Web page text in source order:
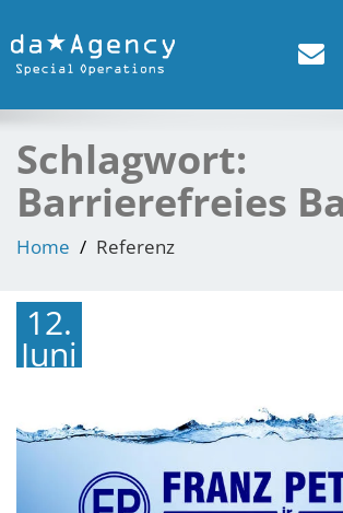
Schlagwort:
Barrierefreies
Home Referenz
12.
Juni